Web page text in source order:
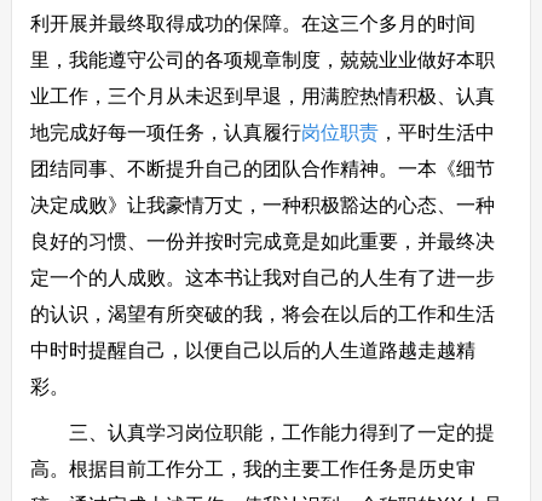
利开展并最终取得成功的保障。在这三个多月的时间
里，我能遵守公司的各项规章制度，兢兢业业做好本职
业工作，三个月从未迟到早退，用满腔热情积极、认真
地完成好每一项任务，认真履行岗位职责，平时生活中
团结同事、不断提升自己的团队合作精神。一本《细节
决定成败》让我豪情万丈，一种积极豁达的心态、一种
良好的习惯、一份并按时完成竟是如此重要，并最终决
定一个的人成败。这本书让我对自己的人生有了进一步
的认识，渴望有所突破的我，将会在以后的工作和生活
中时时提醒自己，以便自己以后的人生道路越走越精
彩。
三、认真学习岗位职能，工作能力得到了一定的提
高。根据目前工作分工，我的主要工作任务是历史审